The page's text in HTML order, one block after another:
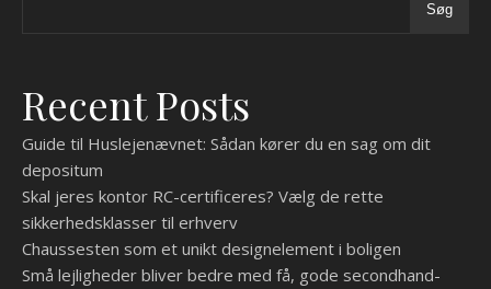
Søg
Recent Posts
Guide til Huslejenævnet: Sådan kører du en sag om dit
depositum
Skal jeres kontor RC-certificeres? Vælg de rette
sikkerhedsklasser til erhverv
Chaussesten som et unikt designelement i boligen
Små lejligheder bliver bedre med få, gode secondhand-